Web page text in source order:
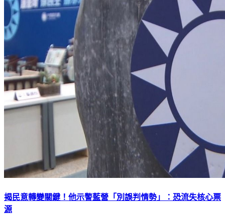
揭民意轉變關鍵！他示警藍營「別誤判情勢」：恐流失核心票
源